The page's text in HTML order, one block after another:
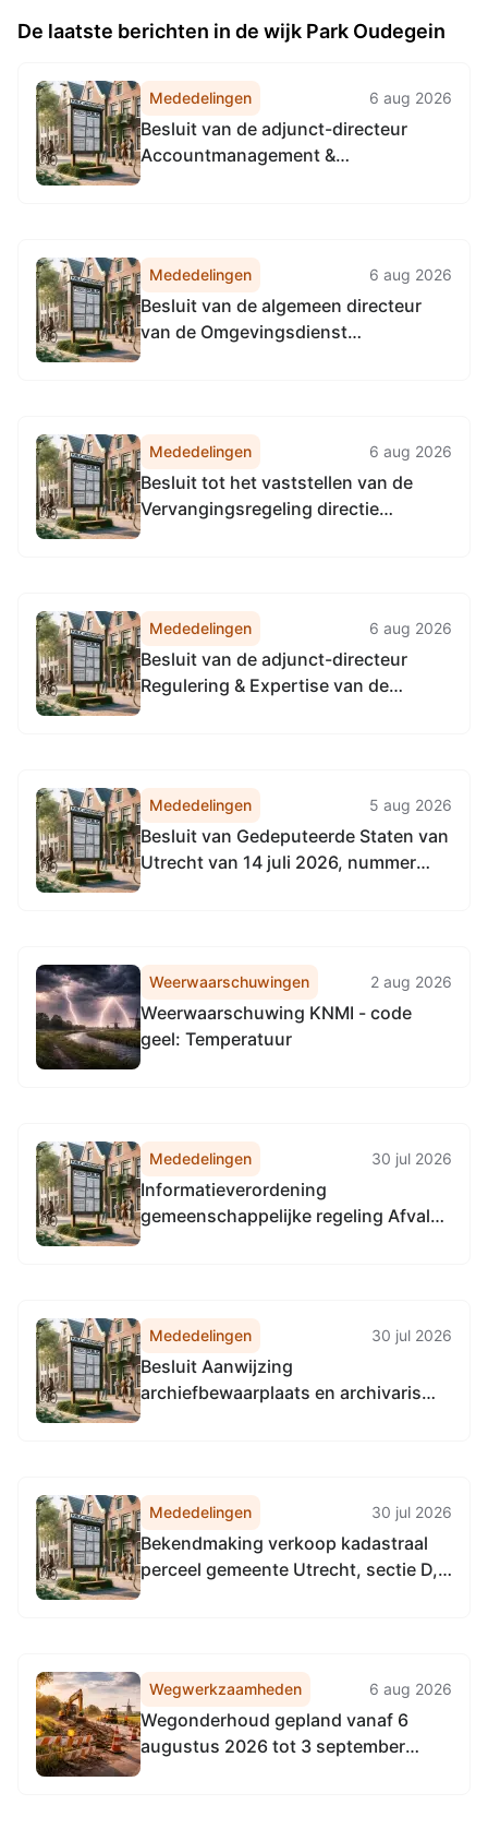
De laatste berichten in de wijk Park Oudegein
Mededelingen 6 aug 2026
Besluit van de adjunct-directeur
Accountmanagement &
2026, tot het vaststellen van de
Vervangingsregeling directie
Accountmanagement &
Bedrijfsvoering Omgevingsdienst...
Mededelingen 6 aug 2026
Besluit van de algemeen directeur
van de Omgevingsdienst
directeur Omgevingsdienst
Noordzeekanaalgebied
Mededelingen 6 aug 2026
Besluit tot het vaststellen van de
Vervangingsregeling directie
Mededelingen 6 aug 2026
Besluit van de adjunct-directeur
Regulering & Expertise van de
Vervangingsregeling directie
Regulering & Expertise
Omgevingsdienst
Noordzeekanaalgebied
Mededelingen 5 aug 2026
Besluit van Gedeputeerde Staten van
Utrecht van 14 juli 2026, nummer
Weerwaarschuwingen 2 aug 2026
Weerwaarschuwing KNMI - code
geel: Temperatuur
Mededelingen 30 jul 2026
Informatieverordening
gemeenschappelijke regeling Afval
Mededelingen 30 jul 2026
Besluit Aanwijzing
archiefbewaarplaats en archivaris
Mededelingen 30 jul 2026
Bekendmaking verkoop kadastraal
perceel gemeente Utrecht, sectie D,
Wegwerkzaamheden 6 aug 2026
Wegonderhoud gepland vanaf 6
augustus 2026 tot 3 september